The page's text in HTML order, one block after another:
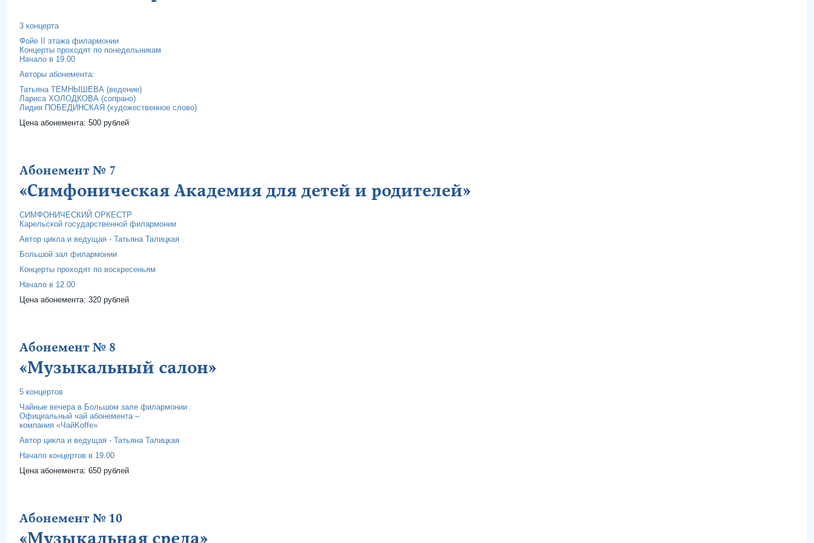
3 концерта
Фойе II этажа филармонии
Концерты проходят по понедельникам
Начало в 19.00
Авторы абонемента:
Татьяна ТЕМНЫШЕВА (ведение)
Лариса ХОЛОДКОВА (сопрано)
Лидия ПОБЕДИНСКАЯ (художественное слово)
Цена абонемента: 500 рублей
Абонемент № 7
«Симфоническая Академия для детей и родителей»
СИМФОНИЧЕСКИЙ ОРКЕСТР
Карельской государственной филармонии
Автор цикла и ведущая - Татьяна Талицкая
Большой зал филармонии
Концерты проходят по воскресеньям
Начало в 12.00
Цена абонемента: 320 рублей
Абонемент № 8
«Музыкальный салон»
5 концертов
Чайные вечера в Большом зале филармонии
Официальный чай абонемента –
компания «ЧайKoffе»
Автор цикла и ведущая - Татьяна Талицкая
Начало концертов в 19.00
Цена абонемента: 650 рублей
Абонемент № 10